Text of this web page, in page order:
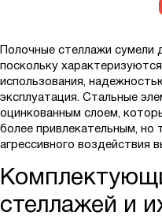
Полочные стеллажи сумели
поскольку
использования,
эксплуатация. Стальные
оцинкованным слоем,
более привлекательным,
агрессивного воздействия
стеллажей и